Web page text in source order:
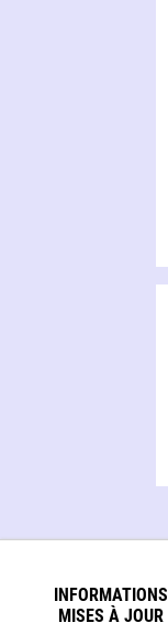
INFORMATIONS
MISES À JOUR